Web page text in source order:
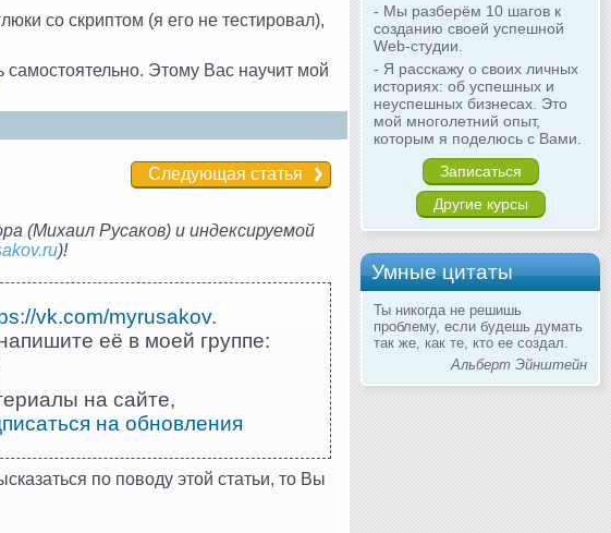
- Мы разберём 10 шагов к
созданию своей успешной
Web-студии.
- Я расскажу о своих личных
историях: об успешных и
неуспешных бизнесах. Это
мой многолетний опыт,
которым я поделюсь с Вами.
Записаться
Другие курсы
Умные цитаты
Ты никогда не решишь
проблему, если будешь думать
так же, как те, кто ее создал.
Альберт Эйнштейн
со скриптом (я его не тестировал),
самостоятельно. Этому Вас научит мой
Следующая статья
(Михаил Русаков) и индексируемой
)!
vk.com/myrusakov.
её в моей группе:
на сайте,
на обновления
по поводу этой статьи, то Вы